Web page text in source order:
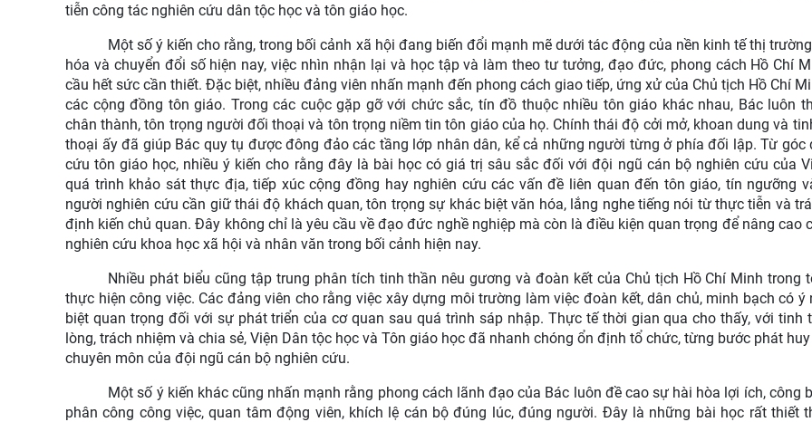
tiễn công tác nghiên cứu dân tộc học và tôn giáo học.
Một số ý kiến cho rằng, trong bối cảnh xã hội đang biến đổi mạnh mẽ dưới tác động của nền kinh tế thị
hóa và chuyển đổi số hiện nay, việc nhìn nhận lại và học tập và làm theo tư tưởng, đạo đức, phong cách Hồ Chí
cầu hết sức cần thiết. Đặc biệt, nhiều đảng viên nhấn mạnh đến phong cách giao tiếp, ứng xử của Chủ tịch Hồ Chí
các cộng đồng tôn giáo. Trong các cuộc gặp gỡ với chức sắc, tín đồ thuộc nhiều tôn giáo khác nhau, Bác luôn
chân thành, tôn trọng người đối thoại và tôn trọng niềm tin tôn giáo của họ. Chính thái độ cởi mở, khoan dung và
thoại ấy đã giúp Bác quy tụ được đông đảo các tầng lớp nhân dân, kể cả những người từng ở phía đối lập. Từ góc
cứu tôn giáo học, nhiều ý kiến cho rằng đây là bài học có giá trị sâu sắc đối với đội ngũ cán bộ nghiên cứu của
quá trình khảo sát thực địa, tiếp xúc cộng đồng hay nghiên cứu các vấn đề liên quan đến tôn giáo, tín ngưỡng
người nghiên cứu cần giữ thái độ khách quan, tôn trọng sự khác biệt văn hóa, lắng nghe tiếng nói từ thực tiễn và
định kiến chủ quan. Đây không chỉ là yêu cầu về đạo đức nghề nghiệp mà còn là điều kiện quan trọng để nâng cao
nghiên cứu khoa học xã hội và nhân văn trong bối cảnh hiện nay.
Nhiều phát biểu cũng tập trung phân tích tinh thần nêu gương và đoàn kết của Chủ tịch Hồ Chí Minh trong
thực hiện công việc. Các đảng viên cho rằng việc xây dựng môi trường làm việc đoàn kết, dân chủ, minh bạch có ý
biệt quan trọng đối với sự phát triển của cơ quan sau quá trình sáp nhập. Thực tế thời gian qua cho thấy, với tinh
lòng, trách nhiệm và chia sẻ, Viện Dân tộc học và Tôn giáo học đã nhanh chóng ổn định tổ chức, từng bước phát
chuyên môn của đội ngũ cán bộ nghiên cứu.
Một số ý kiến khác cũng nhấn mạnh rằng phong cách lãnh đạo của Bác luôn đề cao sự hài hòa lợi ích, công
phân công công việc, quan tâm động viên, khích lệ cán bộ đúng lúc, đúng người. Đây là những bài học rất thiết